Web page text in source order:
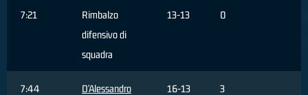
7:21
Rimbalzo
difensivo di
squadra
13-13 0
7:44
D'Alessandro
16-13 3